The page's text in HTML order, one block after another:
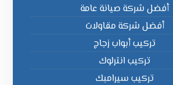
أفضل شركة صيانة عامة
أفضل شركة مقاولات
تركيب أبواب زجاج
تركيب انترلوك
تركيب سيرامبك